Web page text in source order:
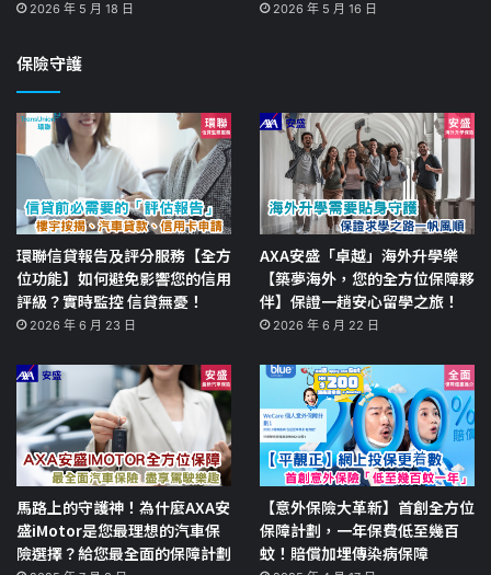
2026 年 5 月 18 日 2026 年 5 月 16 日
保險守護
環聯信貸報告及評分服務【全方
位功能】如何避免影響您的信用
評級？實時監控 信貸無憂！
2026 年 6 月 23 日
AXA安盛「卓越」海外升學樂
【築夢海外，您的全方位保障夥
伴】保證一趟安心留學之旅！
2026 年 6 月 22 日
馬路上的守護神！為什麼AXA安
盛iMotor是您最理想的汽車保
險選擇？給您最全面的保障計劃
【意外保險大革新】首創全方位
保障計劃，一年保費低至幾百
蚊！賠償加埋傳染病保障